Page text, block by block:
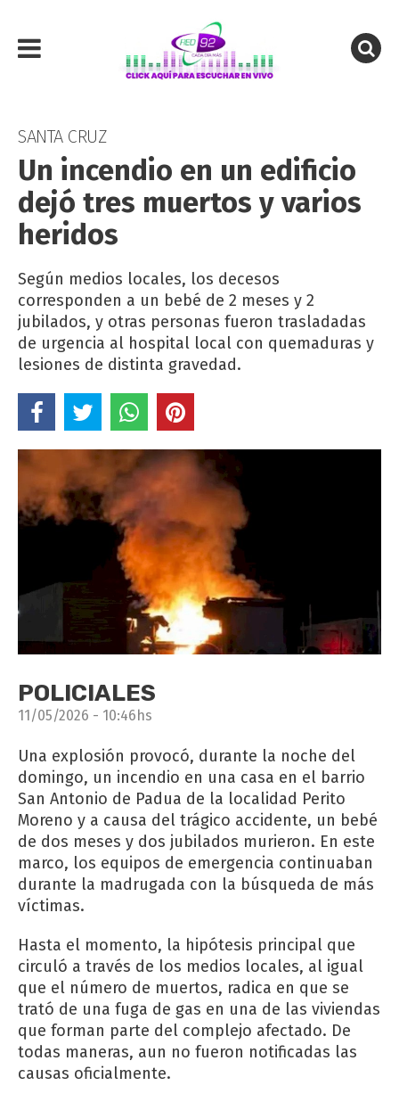
SANTA CRUZ
Un incendio en un edificio
dejó tres muertos y varios
heridos
Según medios locales, los decesos
corresponden a un bebé de 2 meses y 2
jubilados, y otras personas fueron trasladadas
de urgencia al hospital local con quemaduras y
lesiones de distinta gravedad.
POLICIALES
11/05/2026 - 10:46hs
Una explosión provocó, durante la noche del
domingo, un incendio en una casa en el barrio
San Antonio de Padua de la localidad Perito
Moreno y a causa del trágico accidente, un bebé
de dos meses y dos jubilados murieron. En este
marco, los equipos de emergencia continuaban
durante la madrugada con la búsqueda de más
víctimas.
Hasta el momento, la hipótesis principal que
circuló a través de los medios locales, al igual
que el número de muertos, radica en que se
trató de una fuga de gas en una de las viviendas
que forman parte del complejo afectado. De
todas maneras, aun no fueron notificadas las
causas oficialmente.